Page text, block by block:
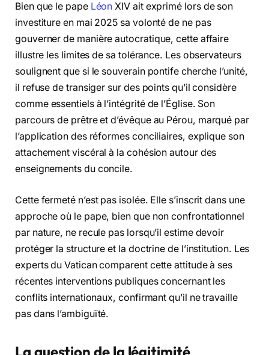
Bien que le pape Léon XIV ait exprimé lors de son
investiture en mai 2025 sa volonté de ne pas
gouverner de manière autocratique, cette affaire
illustre les limites de sa tolérance. Les observateurs
soulignent que si le souverain pontife cherche l’unité,
il refuse de transiger sur des points qu’il considère
comme essentiels à l’intégrité de l’Église. Son
parcours de prêtre et d’évêque au Pérou, marqué par
l’application des réformes conciliaires, explique son
attachement viscéral à la cohésion autour des
enseignements du concile.
Cette fermeté n’est pas isolée. Elle s’inscrit dans une
approche où le pape, bien que non confrontationnel
par nature, ne recule pas lorsqu’il estime devoir
protéger la structure et la doctrine de l’institution. Les
experts du Vatican comparent cette attitude à ses
récentes interventions publiques concernant les
conflits internationaux, confirmant qu’il ne travaille
pas dans l’ambiguïté.